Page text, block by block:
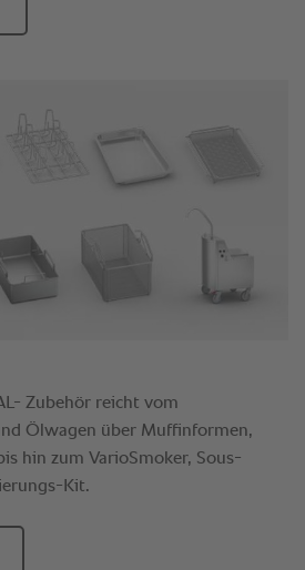
Zubehör reicht vom
Ölwagen über Muffinformen,
hin zum VarioSmoker, Sous-
Kit.